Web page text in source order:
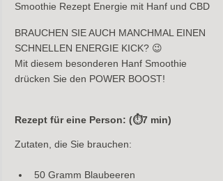
Smoothie Rezept Energie mit Hanf und CBD
BRAUCHEN SIE AUCH MANCHMAL EINEN
SCHNELLEN ENERGIE KICK? 😉
Mit diesem besonderen Hanf Smoothie
drücken Sie den POWER BOOST!
Rezept für eine Person: (⏱7 min)
Zutaten, die Sie brauchen:
50 Gramm Blaubeeren